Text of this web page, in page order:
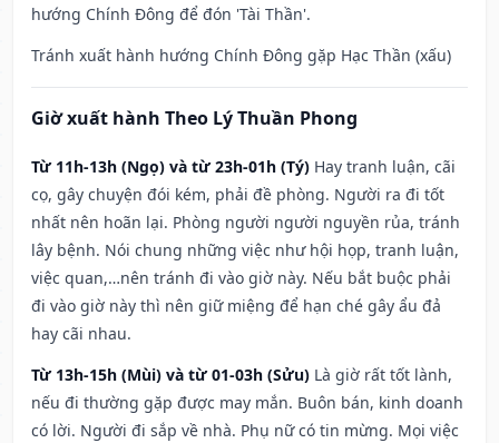
hướng Chính Đông để đón 'Tài Thần'.
Tránh xuất hành hướng Chính Đông gặp Hạc Thần (xấu)
Giờ xuất hành Theo Lý Thuần Phong
Từ 11h-13h (Ngọ) và từ 23h-01h (Tý) Hay tranh luận, cãi
cọ, gây chuyện đói kém, phải đề phòng. Người ra đi tốt
nhất nên hoãn lại. Phòng người người nguyền rủa, tránh
lây bệnh. Nói chung những việc như hội họp, tranh luận,
việc quan,…nên tránh đi vào giờ này. Nếu bắt buộc phải
đi vào giờ này thì nên giữ miệng để hạn ché gây ẩu đả
hay cãi nhau.
Từ 13h-15h (Mùi) và từ 01-03h (Sửu) Là giờ rất tốt lành,
nếu đi thường gặp được may mắn. Buôn bán, kinh doanh
có lời. Người đi sắp về nhà. Phụ nữ có tin mừng. Mọi việc